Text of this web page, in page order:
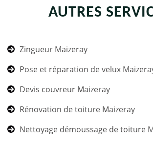
AUTRES
Zingueur Maizeray
Pose et réparation de velux
Devis couvreur Maizeray
Rénovation de toiture Maizeray
Nettoyage démoussage de toiture